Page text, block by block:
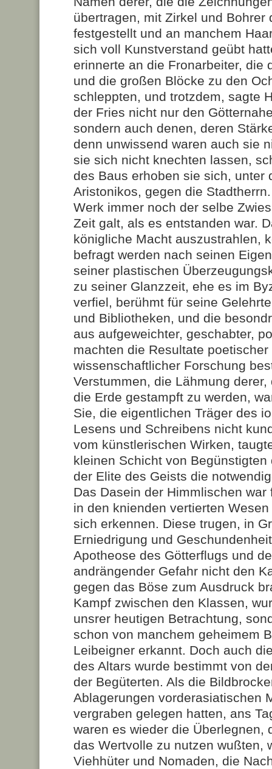
übertragen, mit Zirkel und Bohrer
festgestellt und an manchem
sich voll Kunstverstand geübt
erinnerte an die Fronarbeiter, die
und die großen Blöcke zu den
schleppten, und trotzdem, sagte
der Fries nicht nur den
sondern auch denen, deren
denn unwissend waren auch sie
sie sich nicht knechten lassen,
des Baus erhoben sie sich, unter
Aristonikos, gegen die
Werk immer noch der selbe
Zeit galt, als es entstanden war.
königliche Macht auszustrahlen,
befragt werden nach seinen
seiner plastischen
zu seiner Glanzzeit, ehe es im
verfiel, berühmt für seine
und Bibliotheken, und die
aus aufgeweichter, geschabter,
machten die Resultate
wissenschaftlicher Forschung
Verstummen, die Lähmung
die Erde gestampft zu werden,
Sie, die eigentlichen Träger des
Lesens und Schreibens nicht
vom künstlerischen Wirken,
kleinen Schicht von
der Elite des Geists die
Das Dasein der Himmlischen war
in den knienden vertierten
sich erkennen. Diese trugen, in
Erniedrigung und
Apotheose des Götterflugs und
andrängender Gefahr nicht den
gegen das Böse zum Ausdruck
Kampf zwischen den Klassen,
unsrer heutigen Betrachtung,
schon von manchem geheimem
Leibeigner erkannt. Doch auch
des Altars wurde bestimmt von
der Begüterten. Als die
Ablagerungen vorderasiatischen
vergraben gelegen hatten, ans
waren es wieder die Überlegnen,
das Wertvolle zu nutzen wußten,
Viehhüter und Nomaden, die